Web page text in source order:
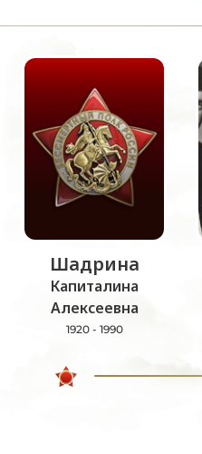
Шадрина
Капиталина
Алексеевна
1920 - 1990